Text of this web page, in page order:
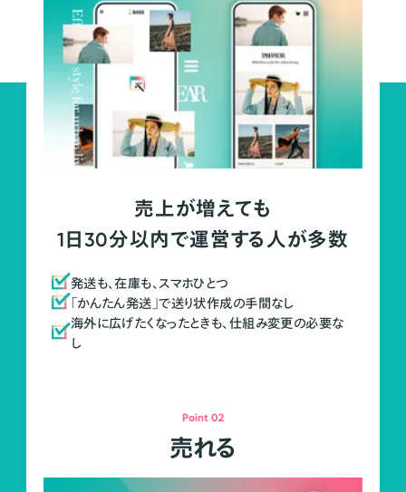
売上が増えても
1日30分以内で運営する人が多数
発送も、在庫も、スマホひとつ
「かんたん発送」で送り状作成の手間なし
海外に広げたくなったときも、仕組み変更の必要な
し
Point 02
売れる